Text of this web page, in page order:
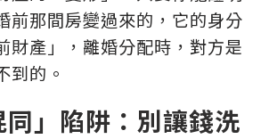
前那間房變過來的，它的身分
財產」，離婚分配時，對方是
到的。
」陷阱：別讓錢洗